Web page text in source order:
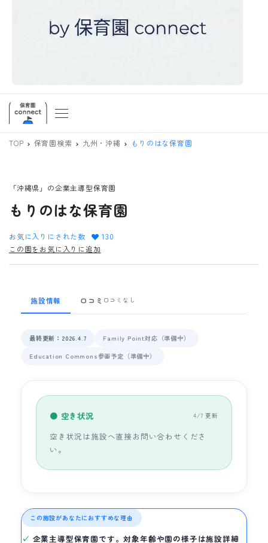
TOP 保育園検索 九州・沖縄 もりのはな保育園
「沖縄県」の企業主導型保育園
もりのはな保育園
お気に入りにされた数
130
この園をお気に入りに追加
施設情報 口コミ 口コミなし
最終更新：2026.4.7
Family Point対応（準備中）
Education Commons参画予定（準備中）
● 空き状況 4/7 更新
空き状況は施設へ直接お問い合わせくださ
い。
この施設があなたにおすすめな理由
企業主導型保育園です。対象年齢や園の様子は施設詳細